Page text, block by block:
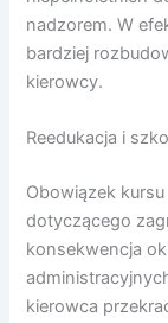
nadzorem. W
bardziej
kierowcy.
Reedukacja i
Obowiązek
dotyczącego
konsekwencja
kierowca